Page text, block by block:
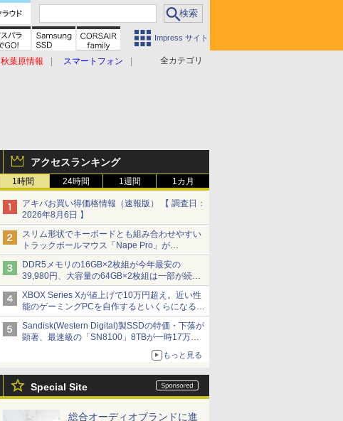
Impress サイト
全カテゴリ
秋葉原情報
スマートフォン
アクセスランキング
1時間 24時間 1週間 1カ月
アキバお買い得価格情報（速報版） 【 調査日：
2026年8月6日 】
スリム形状でキーボードとも組み合わせやすい
トラックボールマウス「Nape Pro」が
Keychronから
DDR5メモリの16GB×2枚組が今年最安の
39,980円、大容量の64GB×2枚組は一部が続騰
[8月前半のメモリ価格]
XBOX Series Xが値上げで10万円超え。近い性
能のゲーミングPCを自作するといくらになる？
【石田賀津男の『酒の肴にPCゲーム』】
Sandisk(Western Digital)製SSDの特価・下落が
顕著、最速級の「SN8100」8TBが一時17万円
もっと見る
Special Site
総合オーディオブランドに進